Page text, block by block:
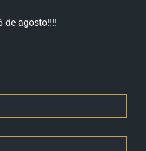
de agosto!!!!